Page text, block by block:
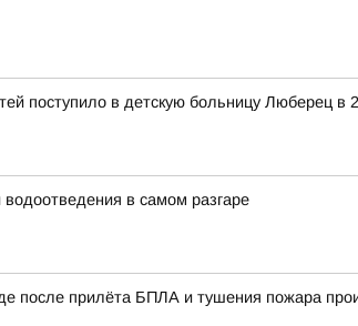
поступило в детскую больницу Люберец в
в самом разгаре
после прилёта БПЛА и тушения пожара